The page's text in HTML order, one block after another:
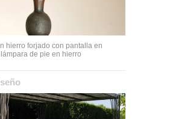
hierro forjado con pantalla en
de pie en hierro